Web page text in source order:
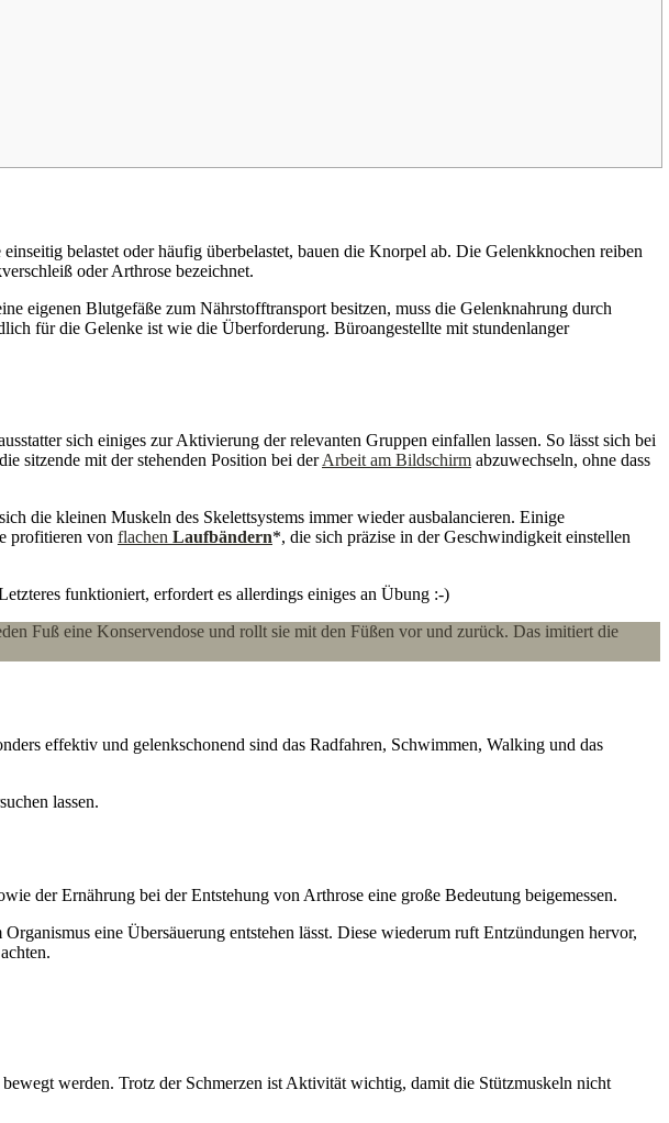
belastet oder häufig überbelastet, bauen die Knorpel ab. Die Gelenkknochen reiben
oder Arthrose bezeichnet.
eigenen Blutgefäße zum Nährstofftransport besitzen, muss die Gelenknahrung durch
für die Gelenke ist wie die Überforderung. Büroangestellte mit stundenlanger
sich einiges zur Aktivierung der relevanten Gruppen einfallen lassen. So lässt sich bei
sitzende mit der stehenden Position bei derArbeit am Bildschirm abzuwechseln, ohne dass
die kleinen Muskeln des Skelettsystems immer wieder ausbalancieren. Einige
profitieren von flachen Laufbändern*, die sich präzise in der Geschwindigkeit einstellen
funktioniert, erfordert es allerdings einiges an Übung :-)
Fuß eine Konservendose und rollt sie mit den Füßen vor und zurück. Das imitiert die
effektiv und gelenkschonend sind das Radfahren, Schwimmen, Walking und das
lassen.
der Ernährung bei der Entstehung von Arthrose eine große Bedeutung beigemessen.
eine Übersäuerung entstehen lässt. Diese wiederum ruft Entzündungen hervor,
werden. Trotz der Schmerzen ist Aktivität wichtig, damit die Stützmuskeln nicht